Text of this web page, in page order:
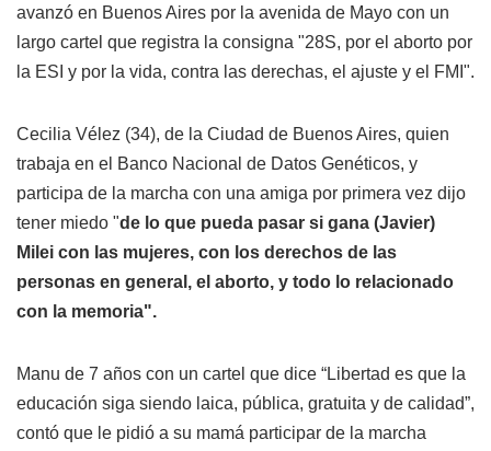
avanzó en Buenos Aires por la avenida de Mayo con un
largo cartel que registra la consigna "28S, por el aborto por
la ESI y por la vida, contra las derechas, el ajuste y el FMI".
Cecilia Vélez (34), de la Ciudad de Buenos Aires, quien
trabaja en el Banco Nacional de Datos Genéticos, y
participa de la marcha con una amiga por primera vez dijo
tener miedo "de lo que pueda pasar si gana (Javier)
Milei con las mujeres, con los derechos de las
personas en general, el aborto, y todo lo relacionado
con la memoria".
Manu de 7 años con un cartel que dice “Libertad es que la
educación siga siendo laica, pública, gratuita y de calidad”,
contó que le pidió a su mamá participar de la marcha